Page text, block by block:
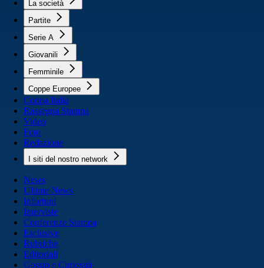
La società
Partite
Serie A
Giovanili
Femminile
Coppe Europee
Coppa Italia
Rassegna Stampa
Video
Foto
Redazione
I siti del nostro network
News
Ultime News
Infortuni
Interviste
Conferenze Stampa
Esclusive
Rubriche
Editoriali
Gossip e Curiosità